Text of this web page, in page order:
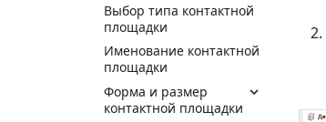
Выбор типа контактной
площадки
Именование контактной
площадки
Форма и размер
контактной площадки